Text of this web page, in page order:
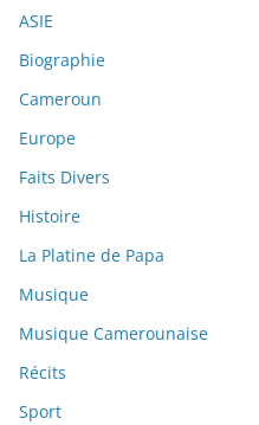
ASIE
Biographie
Cameroun
Europe
Faits Divers
Histoire
La Platine de Papa
Musique
Musique Camerounaise
Récits
Sport